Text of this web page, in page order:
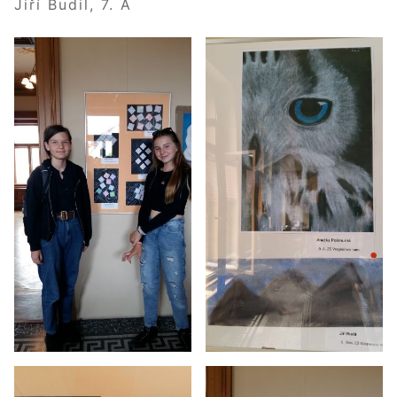
Jiří Budil, 7. A